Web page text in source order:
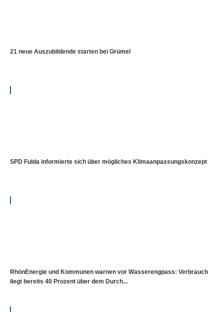
21 neue Auszubildende starten bei Grümel
SPD Fulda informierte sich über mögliches Klimaanpassungskonzept
RhönEnergie und Kommunen warnen vor Wasserengpass: Verbrauch
liegt bereits 40 Prozent über dem Durch...